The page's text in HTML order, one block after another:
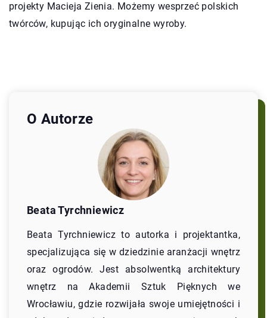
projekty Macieja Zienia. Możemy wesprzeć polskich
twórców, kupując ich oryginalne wyroby.
O Autorze
Beata Tyrchniewicz
Beata Tyrchniewicz to autorka i projektantka,
specjalizująca się w dziedzinie aranżacji wnętrz
oraz ogrodów. Jest absolwentką architektury
wnętrz na Akademii Sztuk Pięknych we
Wrocławiu, gdzie rozwijała swoje umiejętności i